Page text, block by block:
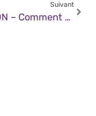
Suivant
JDN – Comment Diminuer Les Hallucinations Et Améliorer La Précision Des IA Avec Le Prompt Chaining